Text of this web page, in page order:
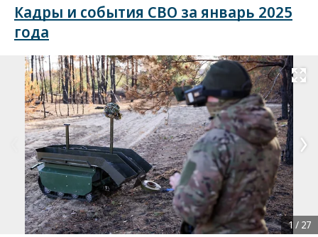
Кадры и события СВО за январь 2025
года
Развернуть
1/ 27